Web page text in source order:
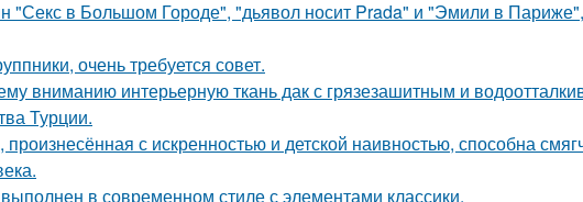
"Секс в Большом Городе", "дьявол носит Prada" и "Эмили в
очень требуется совет.
вниманию интерьерную ткань дак с грязезашитным и
Турции.
с искренностью и детской наивностью, способна
в современном стиле с элементами классики.